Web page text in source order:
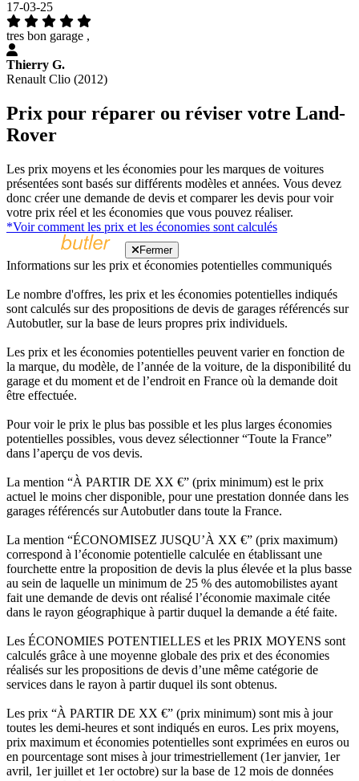
17-03-25
tres bon garage ,
Thierry G.
Renault Clio (2012)
Prix pour réparer ou réviser votre Land-
Rover
Les prix moyens et les économies pour les marques de voitures
présentées sont basés sur différents modèles et années. Vous devez
donc créer une demande de devis et comparer les devis pour voir
votre prix réel et les économies que vous pouvez réaliser.
*Voir comment les prix et les économies sont calculés
Fermer
Informations sur les prix et économies potentielles communiqués
Le nombre d'offres, les prix et les économies potentielles indiqués
sont calculés sur des propositions de devis de garages référencés sur
Autobutler, sur la base de leurs propres prix individuels.
Les prix et les économies potentielles peuvent varier en fonction de
la marque, du modèle, de l’année de la voiture, de la disponibilité du
garage et du moment et de l’endroit en France où la demande doit
être effectuée.
Pour voir le prix le plus bas possible et les plus larges économies
potentielles possibles, vous devez sélectionner “Toute la France”
dans l’aperçu de vos devis.
La mention “À PARTIR DE XX €” (prix minimum) est le prix
actuel le moins cher disponible, pour une prestation donnée dans les
garages référencés sur Autobutler dans toute la France.
La mention “ÉCONOMISEZ JUSQU’À XX €” (prix maximum)
correspond à l’économie potentielle calculée en établissant une
fourchette entre la proposition de devis la plus élevée et la plus basse
au sein de laquelle un minimum de 25 % des automobilistes ayant
fait une demande de devis ont réalisé l’économie maximale citée
dans le rayon géographique à partir duquel la demande a été faite.
Les ÉCONOMIES POTENTIELLES et les PRIX MOYENS sont
calculés grâce à une moyenne globale des prix et des économies
réalisés sur les propositions de devis d’une même catégorie de
services dans le rayon à partir duquel ils sont obtenus.
Les prix “À PARTIR DE XX €” (prix minimum) sont mis à jour
toutes les demi-heures et sont indiqués en euros. Les prix moyens,
prix maximum et économies potentielles sont exprimées en euros ou
en pourcentage sont mises à jour trimestriellement (1er janvier, 1er
avril, 1er juillet et 1er octobre) sur la base de 12 mois de données